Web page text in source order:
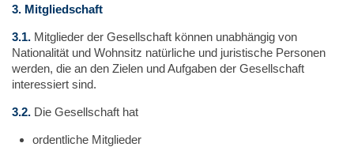
3. Mitgliedschaft
3.1. Mitglieder der Gesellschaft können unabhängig von
Nationalität und Wohnsitz natürliche und juristische Personen
werden, die an den Zielen und Aufgaben der Gesellschaft
interessiert sind.
3.2. Die Gesellschaft hat
ordentliche Mitglieder